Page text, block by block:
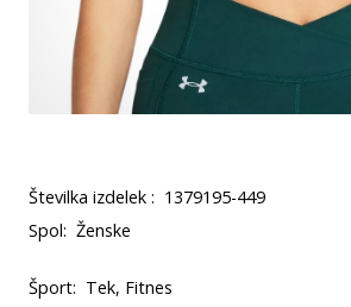
Številka izdelek : 1379195-449
Spol: Ženske
Šport: Tek, Fitnes